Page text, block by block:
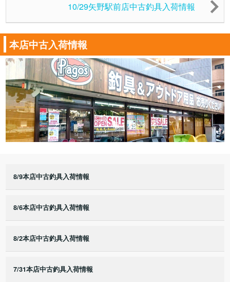
10/29矢野駅前店中古釣具入荷情報
本店中古入荷情報
8/9本店中古釣具入荷情報
8/6本店中古釣具入荷情報
8/2本店中古釣具入荷情報
7/31本店中古釣具入荷情報